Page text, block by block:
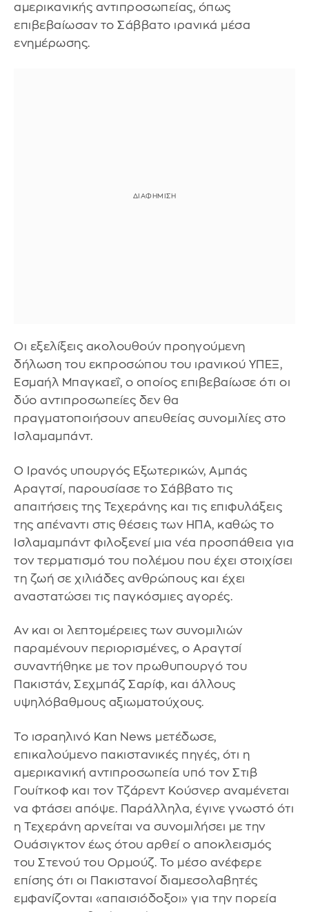
αμερικανικής αντιπροσωπείας, όπως
επιβεβαίωσαν το Σάββατο ιρανικά μέσα
ενημέρωσης.
Οι εξελίξεις ακολουθούν προηγούμενη
δήλωση του εκπροσώπου του ιρανικού ΥΠΕΞ,
Εσμαήλ Μπαγκαεΐ, ο οποίος επιβεβαίωσε ότι οι
δύο αντιπροσωπείες δεν θα
πραγματοποιήσουν απευθείας συνομιλίες στο
Ισλαμαμπάντ.
Ο Ιρανός υπουργός Εξωτερικών, Αμπάς
Αραγτσί, παρουσίασε το Σάββατο τις
απαιτήσεις της Τεχεράνης και τις επιφυλάξεις
της απέναντι στις θέσεις των ΗΠΑ, καθώς το
Ισλαμαμπάντ φιλοξενεί μια νέα προσπάθεια για
τον τερματισμό του πολέμου που έχει στοιχίσει
τη ζωή σε χιλιάδες ανθρώπους και έχει
αναστατώσει τις παγκόσμιες αγορές.
Αν και οι λεπτομέρειες των συνομιλιών
παραμένουν περιορισμένες, ο Αραγτσί
συναντήθηκε με τον πρωθυπουργό του
Πακιστάν, Σεχμπάζ Σαρίφ, και άλλους
υψηλόβαθμους αξιωματούχους.
Το ισραηλινό Kan News μετέδωσε,
επικαλούμενο πακιστανικές πηγές, ότι η
αμερικανική αντιπροσωπεία υπό τον Στιβ
Γουίτκοφ και τον Τζάρεντ Κούσνερ αναμένεται
να φτάσει απόψε. Παράλληλα, έγινε γνωστό ότι
η Τεχεράνη αρνείται να συνομιλήσει με την
Ουάσιγκτον έως ότου αρθεί ο αποκλεισμός
του Στενού του Ορμούζ. Το μέσο ανέφερε
επίσης ότι οι Πακιστανοί διαμεσολαβητές
εμφανίζονται «απαισιόδοξοι» για την πορεία